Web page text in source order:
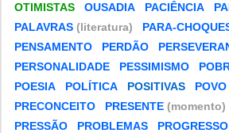
OTIMISTAS
OUSADIA PACIÊNCIA
PALAVRAS (literatura) PARA-
PENSAMENTO
PERDÃO
PERSONALIDADE
PESSIMISMO
POESIA
POLÍTICA POSITIVAS POVO
PRECONCEITO
PRESENTE (momento)
PRESSÃO
PROBLEMAS PROGRESSO